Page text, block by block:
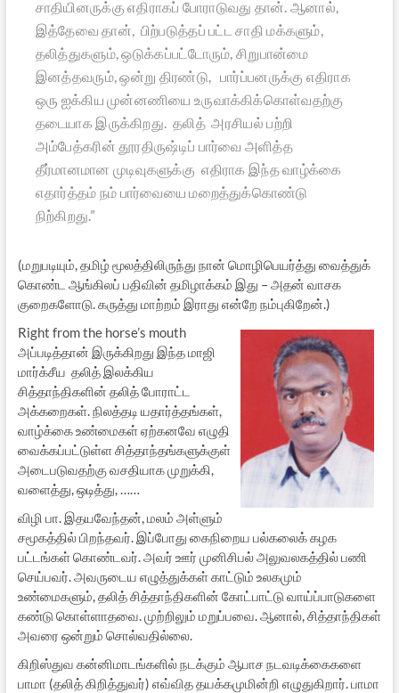
சாதியினருக்கு எதிராகப் போராடுவது தான். ஆனால்,
இத்தேவை தான், பிற்படுத்தப் பட்ட சாதி மக்களும்,
தலித்துகளும், ஒடுக்கப்பட்டோரும், சிறுபான்மை
இனத்தவரும், ஒன்று திரண்டு, பார்ப்பனருக்கு எதிராக
ஒரு ஐக்கிய முன்னணியை உருவாக்கிக்கொள்வதற்கு
தடையாக இருக்கிறது. தலித் அரசியல் பற்றி
அம்பேத்கரின் தூரதிருஷ்டிப் பார்வை அளித்த
தீர்மானமான முடிவுகளுக்கு எதிராக இந்த வாழ்க்கை
எதார்த்தம் நம் பார்வையை மறைத்துக்கொண்டு
நிற்கிறது.”
(மறுபடியும், தமிழ் மூலத்திலிருந்து நான் மொழிபெயர்த்து வைத்துக்
கொண்ட ஆங்கிலப் பதிவின் தமிழாக்கம் இது – அதன் வாசக
குறைகளோடு. கருத்து மாற்றம் இராது என்றே நம்புகிறேன்.)
Right from the horse’s mouth
அப்படித்தான் இருக்கிறது இந்த மாஜி
மார்க்சீய தலித் இலக்கிய
சித்தாந்திகளின் தலித் போராட்ட
அக்கறைகள். நிலத்தடி யதார்த்தங்கள்,
வாழ்க்கை உண்மைகள் ஏற்கனவே எழுதி
வைக்கப்பட்டுள்ள சித்தாந்தங்களுக்குள்
அடைபடுவதற்கு வசதியாக முறுக்கி,
வளைத்து, ஒடித்து, ……
விழி பா. இதயவேந்தன், மலம் அள்ளும்
சமூகத்தில் பிறந்தவர். இப்போது கைநிறைய பல்கலைக் கழக
பட்டங்கள் கொண்டவர். அவர் ஊர் முனிசிபல் அலுவலகத்தில் பணி
செய்பவர். அவருடைய எழுத்துக்கள் காட்டும் உலகமும்
உண்மைகளும், தலித் சித்தாந்திகளின் கோட்பாட்டு வாய்ப்பாடுகளை
கண்டு கொள்ளாதவை. முற்றிலும் மறுப்பவை. ஆனால், சித்தாந்திகள்
அவரை ஒன்றும் சொல்வதில்லை.
கிறிஸ்துவ கன்னிமாடங்களில் நடக்கும் ஆபாச நடவடிக்கைகளை
பாமா (தலித் கிறித்துவர்) எவ்வித தயக்கமுமின்றி எழுதுகிறார். பாமா